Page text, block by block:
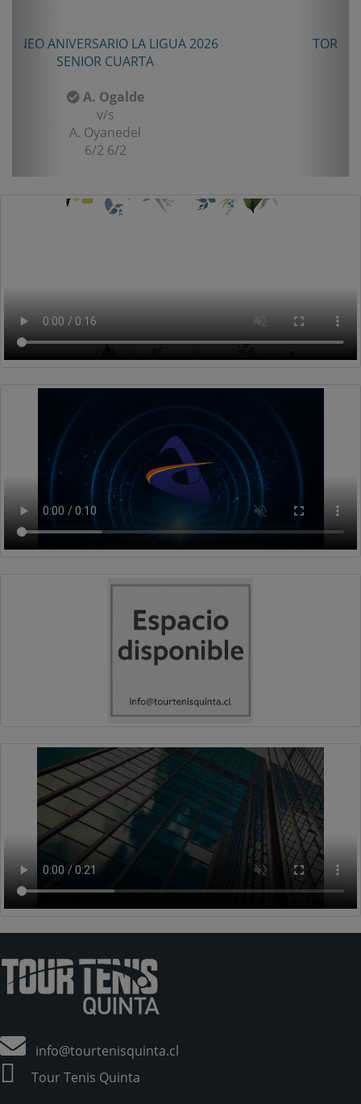
TORNEO TENIS TOUR QUINTA 2026
PRIMERA
F. Matamala
L. Palma
6-1/6-3
info@tourtenisquinta.cl
Tour Tenis Quinta